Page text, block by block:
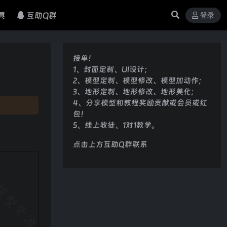
互助Q群 登录
接单！
1、封面定制、UI设计；
2、模型定制、模型修改、模型加动作；
3、地形定制、地形修改、地形美化；
4、分享模型和教程奖励贡献或会员或红
包！
5、线上收徒、1对1教学。
点击上方互助Q群联系